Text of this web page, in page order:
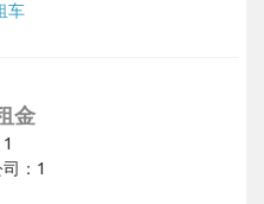
车
金
：1